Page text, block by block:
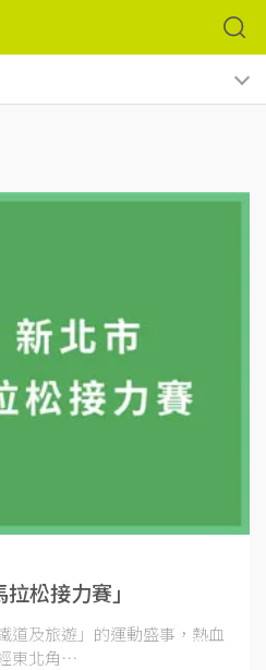
松接力賽」
道及旅遊」的運動盛事，熱血
東北角⋯